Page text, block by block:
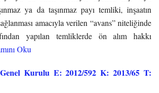
ya da taşınmaz payı temliki, inşaatın
amacıyla verilen “avans” niteliğinde
yapılan temliklerde ön alım hakkı
Oku
Kurulu E: 2012/592 K: 2013/65 T: